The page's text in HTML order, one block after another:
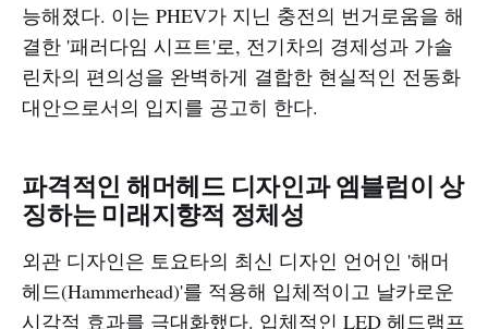
능해졌다. 이는 PHEV가 지닌 충전의 번거로움을 해
결한 '패러다임 시프트'로, 전기차의 경제성과 가솔
린차의 편의성을 완벽하게 결합한 현실적인 전동화
대안으로서의 입지를 공고히 한다.
파격적인 해머헤드 디자인과 엠블럼이 상
징하는 미래지향적 정체성
외관 디자인은 토요타의 최신 디자인 언어인 '해머
헤드(Hammerhead)'를 적용해 입체적이고 날카로운
시각적 효과를 극대화했다. 입체적인 LED 헤드램프